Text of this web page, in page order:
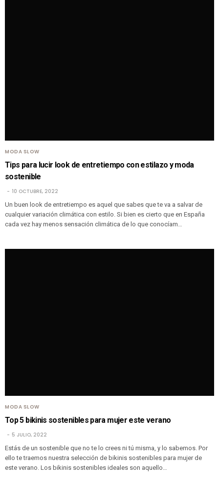
MODA SLOW
Tips para lucir look de entretiempo con estilazo y moda
sostenible
10 OCTUBRE, 2022
Un buen look de entretiempo es aquel que sabes que te va a salvar de
cualquier variación climática con estilo. Si bien es cierto que en España
cada vez hay menos sensación climática de lo que conocíam…
MODA SLOW
Top 5 bikinis sostenibles para mujer este verano
5 JULIO, 2022
Estás de un sostenible que no te lo crees ni tú misma, y lo sabemos. Por
ello te traemos nuestra selección de bikinis sostenibles para mujer de
este verano. Los bikinis sostenibles ideales son aquello…